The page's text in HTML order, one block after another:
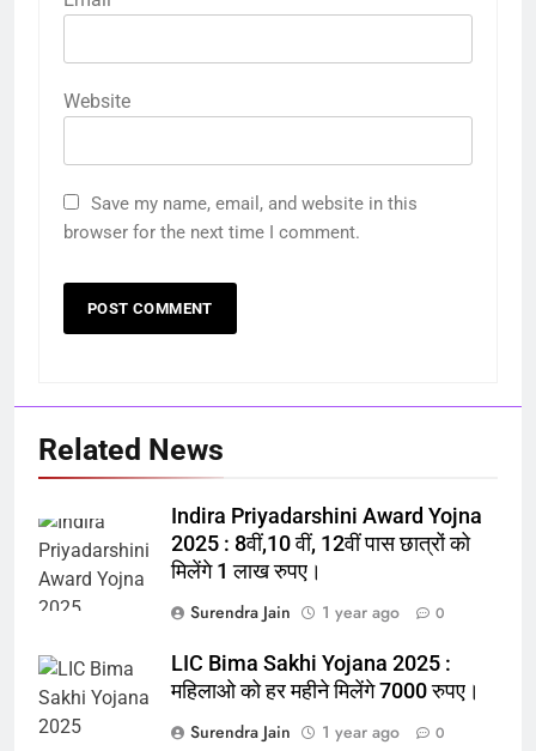
Website
Save my name, email, and website in this
browser for the next time I comment.
Related News
Indira Priyadarshini Award Yojna
2025 : 8वीं,10 वीं, 12वीं पास छात्रों को
मिलेंगे 1 लाख रुपए।
Surendra Jain
1 year ago 0
LIC Bima Sakhi Yojana 2025 :
महिलाओ को हर महीने मिलेंगे 7000 रुपए।
Surendra Jain
1 year ago 0